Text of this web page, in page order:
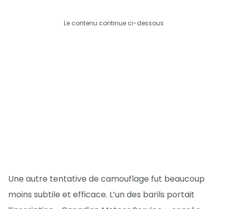
Le contenu continue ci-dessous
Une autre tentative de camouflage fut beaucoup
moins subtile et efficace. L’un des barils portait